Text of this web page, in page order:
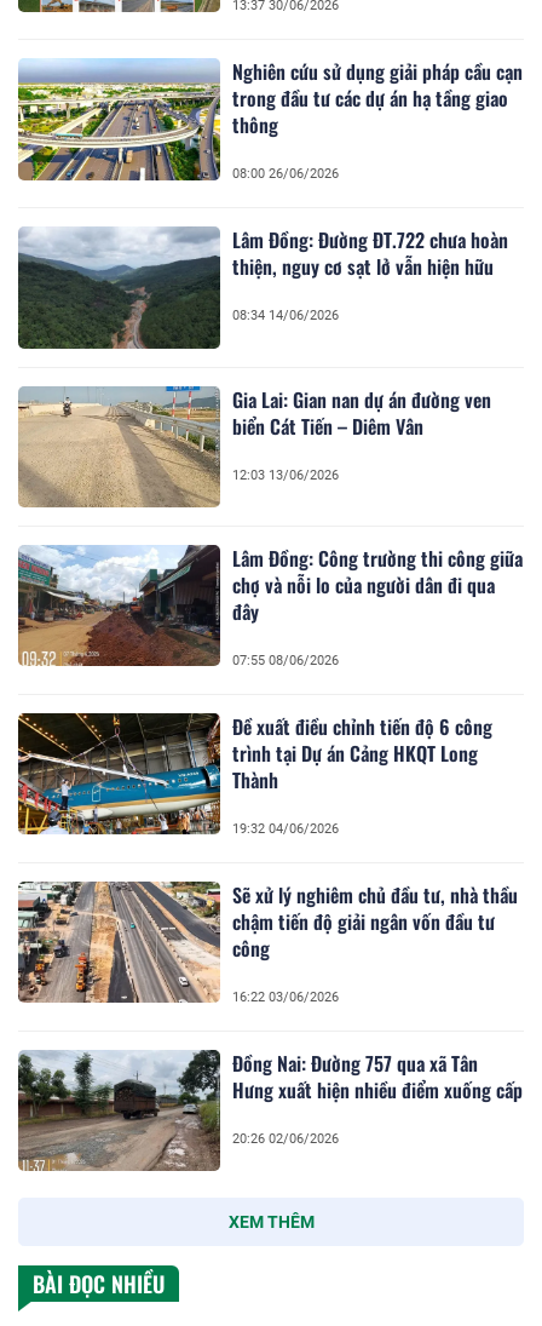
13:37 30/06/2026
Nghiên cứu sử dụng giải pháp cầu cạn
trong đầu tư các dự án hạ tầng giao
thông
08:00 26/06/2026
Lâm Đồng: Đường ĐT.722 chưa hoàn
thiện, nguy cơ sạt lở vẫn hiện hữu
08:34 14/06/2026
Gia Lai: Gian nan dự án đường ven
biển Cát Tiến – Diêm Vân
12:03 13/06/2026
Lâm Đồng: Công trường thi công giữa
chợ và nỗi lo của người dân đi qua
đây
07:55 08/06/2026
Đề xuất điều chỉnh tiến độ 6 công
trình tại Dự án Cảng HKQT Long
Thành
19:32 04/06/2026
Sẽ xử lý nghiêm chủ đầu tư, nhà thầu
chậm tiến độ giải ngân vốn đầu tư
công
16:22 03/06/2026
Đồng Nai: Đường 757 qua xã Tân
Hưng xuất hiện nhiều điểm xuống cấp
20:26 02/06/2026
XEM THÊM
BÀI ĐỌC NHIỀU